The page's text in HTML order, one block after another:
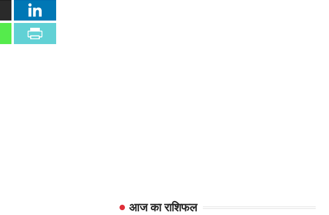
आज का राशिफल